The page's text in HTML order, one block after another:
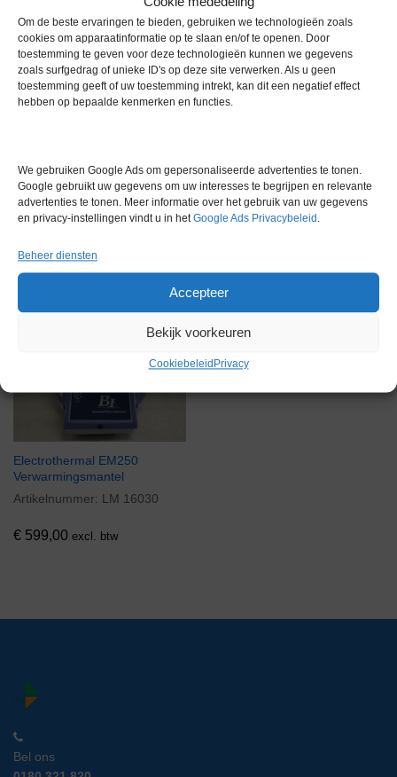
Om de beste ervaringen te bieden, gebruiken we technologieën zoals
cookies om apparaatinformatie op te slaan en/of te openen. Door
toestemming te geven voor deze technologieën kunnen we gegevens
zoals surfgedrag of unieke ID's op deze site verwerken. Als u geen
toestemming geeft of uw toestemming intrekt, kan dit een negatief effect
hebben op bepaalde kenmerken en functies.
We gebruiken Google Ads om gepersonaliseerde advertenties te tonen.
Google gebruikt uw gegevens om uw interesses te begrijpen en relevante
advertenties te tonen. Meer informatie over het gebruik van uw gegevens
en privacy-instellingen vindt u in hetGoogle Ads Privacybeleid .
Beheer diensten
Accepteer
Bekijk voorkeuren
Cookiebeleid Privacy
Gewicht 0,0 kg
Garantie 6 maanden
Conditie Gebruikt in goede conditie
Voorraad
Electrothermal EM250
Verwarmingsmantel
Artikelnummer: LM 16030
€ 599,00 excl. btw
Bel ons